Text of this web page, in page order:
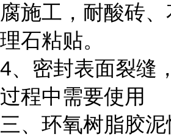
腐施工，耐酸砖
理石粘贴。
4、密封表面裂缝
过程中需要使用
三、环氧树脂胶